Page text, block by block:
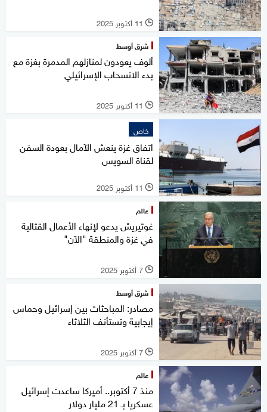
l 11 أكتوبر 2025
شرق أوسط
ألوف يعودون لمنازلهم المدمرة بغزة مع
بدء الانسحاب الإسرائيلي
l 11 أكتوبر 2025
خاص
اتفاق غزة ينعش الآمال بعودة السفن
لقناة السويس
l 11 أكتوبر 2025
عالم
غوتيريش يدعو لإنهاء الأعمال القتالية
في غزة والمنطقة "الآن"
l 7 أكتوبر 2025
شرق أوسط
مصادر: المباحثات بين إسرائيل وحماس
إيجابية وتستأنف الثلاثاء
l 7 أكتوبر 2025
عالم
منذ 7 أكتوبر.. أميركا ساعدت إسرائيل
عسكريا بـ 21 مليار دولار